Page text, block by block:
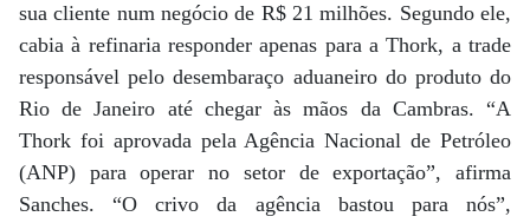
sua cliente num negócio de R$ 21 milhões. Segundo ele,
cabia à refinaria responder apenas para a Thork, a trade
responsável pelo desembaraço aduaneiro do produto do
Rio de Janeiro até chegar às mãos da Cambras. “A
Thork foi aprovada pela Agência Nacional de Petróleo
(ANP) para operar no setor de exportação”, afirma
Sanches. “O crivo da agência bastou para nós”,